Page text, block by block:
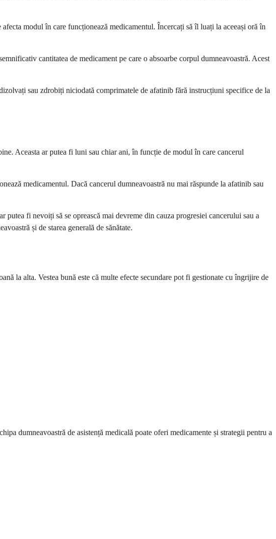
modul în care funcționează medicamentul. Încercați să îl luați la aceeași oră în
cantitatea de medicament pe care o absoarbe corpul dumneavoastră. Acest
sau zdrobiți niciodată comprimatele de afatinib fără instrucțiuni specifice de la
Aceasta ar putea fi luni sau chiar ani, în funcție de modul în care cancerul
medicamentul. Dacă cancerul dumneavoastră nu mai răspunde la afatinib sau
fi nevoiți să se oprească mai devreme din cauza progresiei cancerului sau a
și de starea generală de sănătate.
la alta. Vestea bună este că multe efecte secundare pot fi gestionate cu îngrijire de
dumneavoastră de asistență medicală poate oferi medicamente și strategii pentru a